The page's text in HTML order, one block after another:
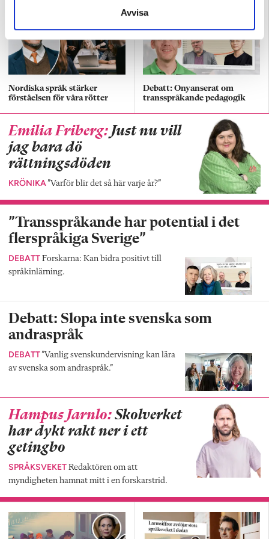
Avvisa
Nordiska språk stärker
förståelsen för våra rötter
Debatt: Onyanserat om
transspråkande pedagogik
Emilia Friberg: Just nu vill
jag bara dö
rättningsdöden
KRÖNIKA”Varför blir det så här varje år?”
”Transspråkande har potential i det
flerspråkiga Sverige”
DEBATT Forskarna: Kan bidra positivt till
språkinlärning.
Debatt: Slopa inte svenska som
andraspråk
DEBATT”Vanlig svenskundervisning kan lära
av svenska som andraspråk.”
Hampus Jarnlo: Skolverket
har dykt rakt ner i ett
getingbo
SPRÅKSVEKET Redaktören om att
myndigheten hamnat mitt i en forskarstrid.